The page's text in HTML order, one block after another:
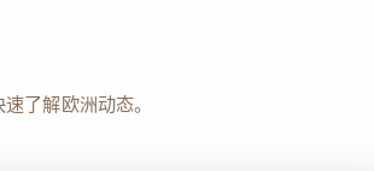
了解欧洲动态。